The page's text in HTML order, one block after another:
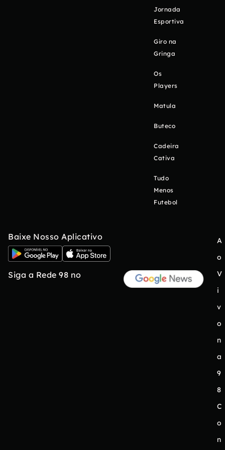
Jornada
Esportiva
Giro na
Gringa
Os
Players
Matula
Buteco
Cadeira
Cativa
Tudo
Menos
Futebol
Baixe Nosso Aplicativo
Siga a Rede 98 no
A
o
V
i
v
o
n
a
9
8
C
o
n